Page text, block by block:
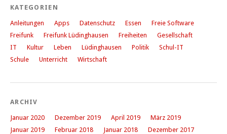
KATEGORIEN
Anleitungen Apps Datenschutz Essen
Freie Software
Freifunk
Freifunk Lüdinghausen Freiheiten
Gesellschaft
IT
Kultur Leben Lüdinghausen Politik
Schul-IT
Schule
Unterricht Wirtschaft
ARCHIV
Januar 2020 Dezember 2019 April 2019
März 2019
Januar 2019
Februar 2018 Januar 2018
Dezember 2017